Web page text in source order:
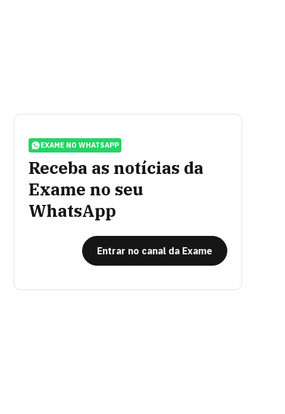
EXAME NO WHATSAPP
Receba as notícias da
Exame no seu
WhatsApp
Entrar no canal da Exame